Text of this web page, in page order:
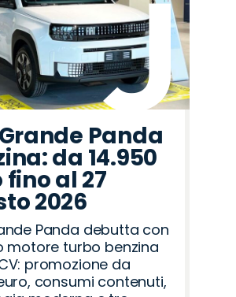
Panda
da 14.950
fino al 27
2026
Panda debutta con
motore turbo benzina
promozione da
consumi contenuti,